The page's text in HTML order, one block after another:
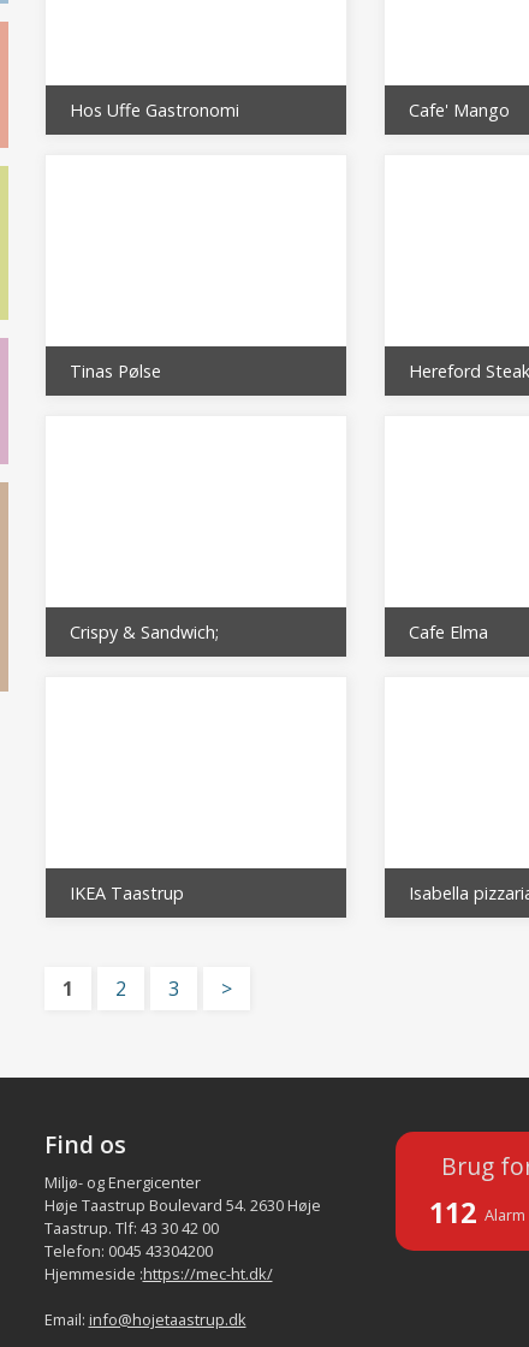
Hos Uffe Gastronomi Cafe' Mango
Tinas Pølse Hereford
Crispy & Sandwich; Cafe Elma
IKEA Taastrup Isabella
1 2 3 >
Find os
Miljø- og Energicenter
Høje Taastrup Boulevard 54. 2630 Høje
Taastrup. Tlf: 43 30 42 00
Telefon: 0045 43304200
Hjemmeside :https://mec-ht.dk/
Email: info@hojetaastrup.dk
Brug
112 Alarm